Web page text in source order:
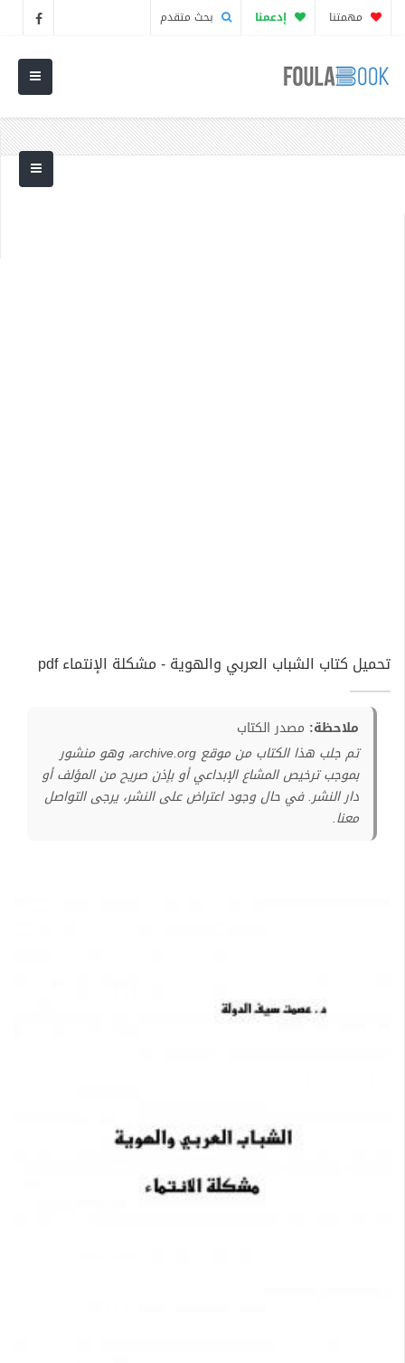
مهمتنا إدعمنا بحث متقدم
تحميل كتاب الشباب العربي والهوية - مشكلة الإنتماء pdf
ملاحظة: مصدر الكتاب
تم جلب هذا الكتاب من موقع archive.org، وهو منشور
بموجب ترخيص المشاع الإبداعي أو بإذن صريح من المؤلف أو
دار النشر. في حال وجود اعتراض على النشر، يرجى التواصل
معنا.